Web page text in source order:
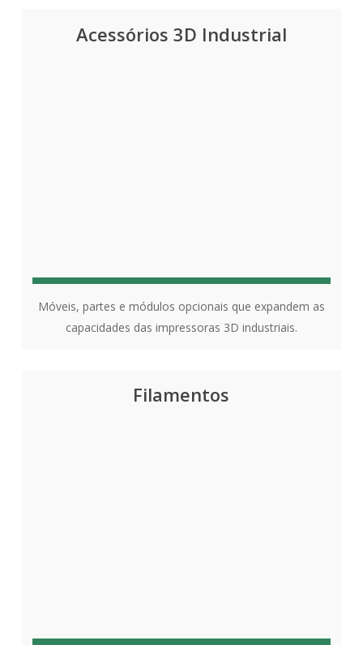
Acessórios 3D Industrial
Móveis, partes e módulos opcionais que expandem as
capacidades das impressoras 3D industriais.
Filamentos